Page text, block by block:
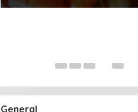
General